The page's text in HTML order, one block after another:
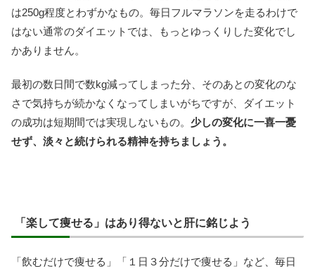
は250g程度とわずかなもの。毎日フルマラソンを走るわけで
はない通常のダイエットでは、もっとゆっくりした変化でし
かありません。
最初の数日間で数kg減ってしまった分、そのあとの変化のな
さで気持ちが続かなくなってしまいがちですが、ダイエット
の成功は短期間では実現しないもの。 少しの変化に一喜一憂
せず、淡々と続けられる精神を持ちましょう。
「楽して痩せる」はあり得ないと肝に銘じよう
「飲むだけで痩せる」「１日３分だけで痩せる」など、毎日